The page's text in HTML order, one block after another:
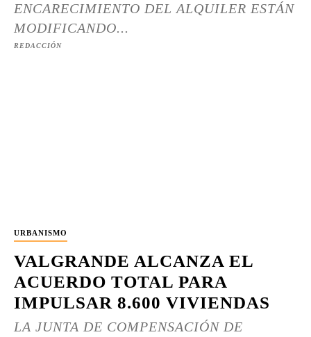
ENCARECIMIENTO DEL ALQUILER ESTÁN
MODIFICANDO...
REDACCIÓN
URBANISMO
VALGRANDE ALCANZA EL
ACUERDO TOTAL PARA
IMPULSAR 8.600 VIVIENDAS
LA JUNTA DE COMPENSACIÓN DE